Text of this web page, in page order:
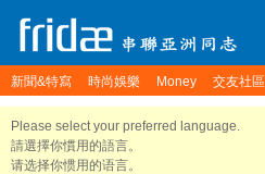
新聞&特寫 時尚娛樂 Money 交友社區
Please select your preferred language.
請選擇你慣用的語言。
请选择你惯用的语言。